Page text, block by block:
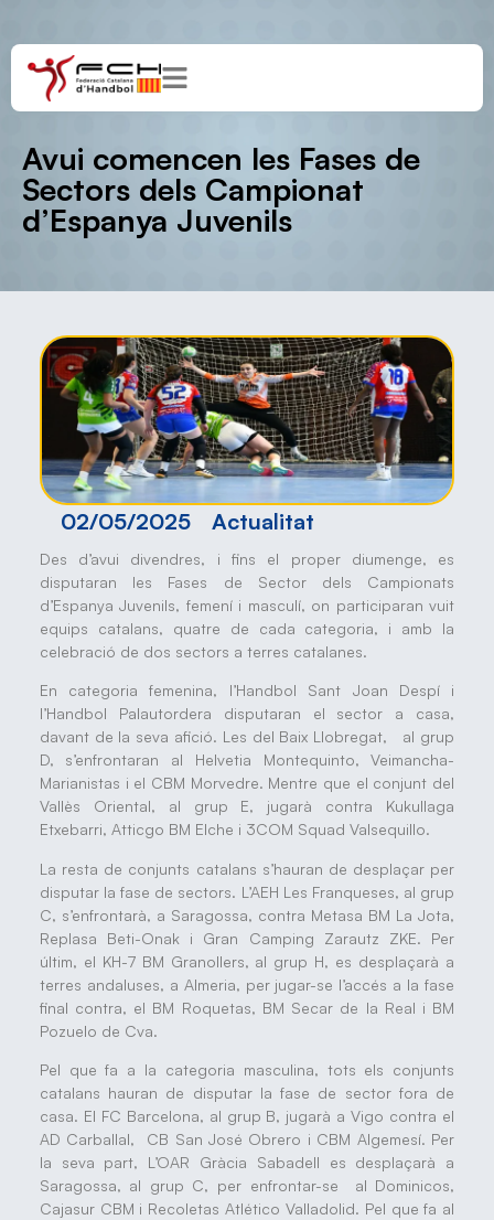
Avui comencen les Fases de
Sectors dels Campionat
d’Espanya Juvenils
02/05/2025 Actualitat
Des d’avui divendres, i fins el proper diumenge, es
disputaran les Fases de Sector dels Campionats
d’Espanya Juvenils, femení i masculí, on participaran vuit
equips catalans, quatre de cada categoria, i amb la
celebració de dos sectors a terres catalanes.
En categoria femenina, l’Handbol Sant Joan Despí i
l’Handbol Palautordera disputaran el sector a casa,
davant de la seva afició. Les del Baix Llobregat, al grup
D, s’enfrontaran al Helvetia Montequinto, Veimancha-
Marianistas i el CBM Morvedre. Mentre que el conjunt del
Vallès Oriental, al grup E, jugarà contra Kukullaga
Etxebarri, Atticgo BM Elche i 3COM Squad Valsequillo.
La resta de conjunts catalans s’hauran de desplaçar per
disputar la fase de sectors. L’AEH Les Franqueses, al grup
C, s’enfrontarà, a Saragossa, contra Metasa BM La Jota,
Replasa Beti-Onak i Gran Camping Zarautz ZKE. Per
últim, el KH-7 BM Granollers, al grup H, es desplaçarà a
terres andaluses, a Almeria, per jugar-se l’accés a la fase
final contra, el BM Roquetas, BM Secar de la Real i BM
Pozuelo de Cva.
Pel que fa a la categoria masculina, tots els conjunts
catalans hauran de disputar la fase de sector fora de
casa. El FC Barcelona, al grup B, jugarà a Vigo contra el
AD Carballal, CB San José Obrero i CBM Algemesí. Per
la seva part, L’OAR Gràcia Sabadell es desplaçarà a
Saragossa, al grup C, per enfrontar-se al Dominicos,
Cajasur CBM i Recoletas Atlético Valladolid. Pel que fa al